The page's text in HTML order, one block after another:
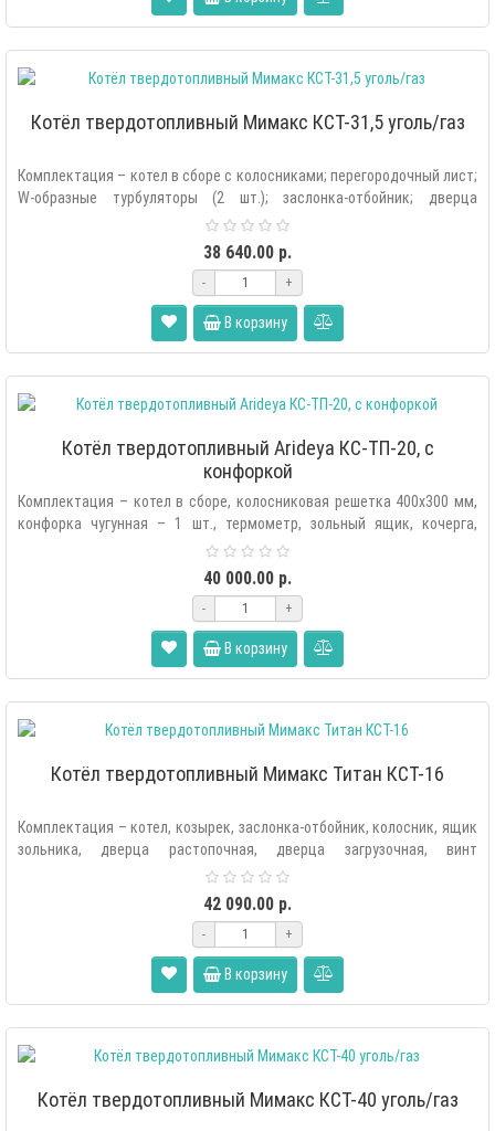
Котёл твердотопливный Мимакс КСТ-31,5 уголь/газ
Комплектация – котел в сборе с колосниками; перегородочный лист;
W-образные турбуляторы (2 шт.); заслонка-отбойник; дверца
38 640.00 р.
- +
В корзину
Котёл твердотопливный Arideya КС-ТП-20, с
конфоркой
Комплектация – котел в сборе, колосниковая решетка 400х300 мм,
конфорка чугунная – 1 шт., термометр, зольный ящик, кочерга,
40 000.00 р.
- +
В корзину
Котёл твердотопливный Мимакс Титан КСТ-16
Комплектация – котел, козырек, заслонка-отбойник, колосник, ящик
зольника, дверца растопочная, дверца загрузочная, винт
42 090.00 р.
- +
В корзину
Котёл твердотопливный Мимакс КСТ-40 уголь/газ